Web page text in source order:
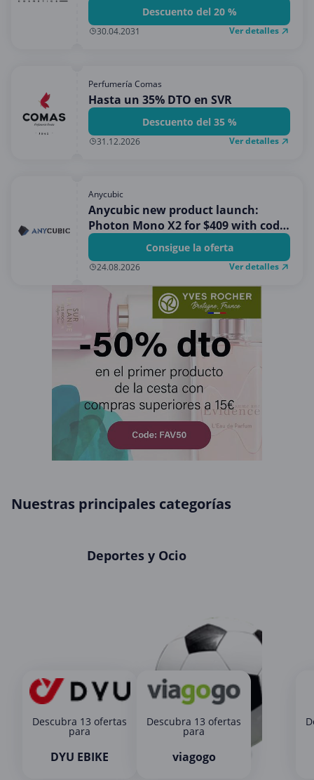
Descuento del 20 %
30.04.2031 Ver detalles
Perfumería Comas
Hasta un 35% DTO en SVR
Descuento del 35 %
31.12.2026 Ver detalles
Anycubic
Anycubic new product launch:
Photon Mono X2 for $409 with code
PAYPAL
Consigue la oferta
24.08.2026 Ver detalles
Nuestras principales categorías
Deportes y Ocio
Descubra 13 ofertas
para
DYU EBIKE
Descubra 13 ofertas
para
viagogo